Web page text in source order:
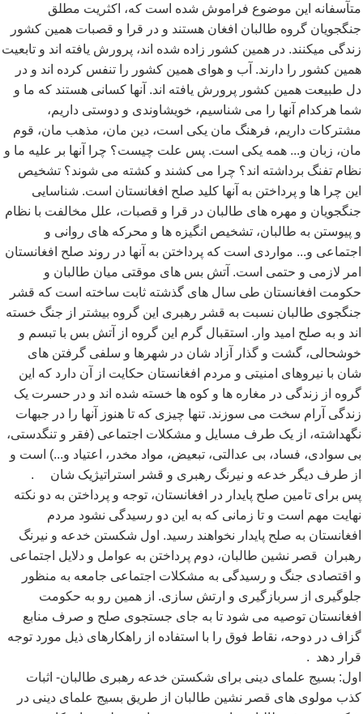
متآسفانه این موضوع فراموش شده است که، اکثریت مطلق
جنگجویان گروه طالبان افغان هستند و در قرا و قصبات همین کشور
زندگی میکنند. در همین کشور زاده شده اند، پرورش یافته اند و تابعیت
همین کشور را دارند. آب و هوای همین کشور را تنفس کرده اند و در
دل طبیعت همین کشور پرورش یافته اند. آنها کسانی هستند که ما و
شما هرکدام آنها را می شناسیم، خویشاوندی و دوستی داریم،
مشترکات داریم، فرهنگ مان یکی است، دین مان، مذهب مان، قوم
مان، زبان و... همه یکی است. پس علت چیست؟ چرا آنها بر علیه ما و
نظام تفنگ برداشته اند؟ چرا می کشند و کشته می شوند؟ تشخیص
این چرا ها و پرداختن به آنها کلید صلح افغانستان است. شناسایی
جنگجویان و مهره های طالبان در قرا و قصبات، علل مخالفت با نظام
و پیوستن به طالبان، تشخیص انگیزه ها و محرکه های روانی و
اجتماعی و... مواردی است که پرداختن به آنها در روند صلح افغانستان
امر لازمی و حتمی است. آتش بس های موقتی میان طالبان و
حکومت افغانستان طی سال های گذشته ثابت ساخته است که قشر
جنگجوی طالبان نسبت به قشر رهبری این گروه بیشتر از جنگ خسته
اند و به صلح امید وار. استقبال گرم این گروه از آتش بس با تبسم و
خوشحالی، گشت و گذار آزاد شان در شهرها و سلفی گرفتن های
شان با نیروهای امنیتی و مردم افغانستان حکایت از آن دارد که این
گروه از زندگی در مغاره ها و کوه ها خسته شده اند و در حسرت یک
زندگی آرام سخت می سوزند. تنها چیزی که تا هنوز آنها را در جبهات
نگهداشته، از یک طرف مسایل و مشکلات اجتماعی (فقر و تنگدستی،
بی سوادی، فساد، بی عدالتی، تبعیض، مواد مخدر، اعتیاد و...) است و
از طرف دیگر خدعه و نیرنگ رهبری و قشر استراتیژیک شان
.
پس برای تامین صلح پایدار در افغانستان، توجه و پرداختن به دو نکته
نهایت مهم است و تا زمانی که به این دو رسیدگی نشود مردم
افغانستان به صلح پایدار نخواهند رسید. اول شکستن خدعه و نیرنگ
رهبران قصر نشین طالبان، دوم پرداختن به عوامل و دلایل اجتماعی
و اقتصادی جنگ و رسیدگی به مشکلات اجتماعی جامعه به منظور
جلوگیری از سربازگیری و ارتش سازی. از همین رو به حکومت
افغانستان توصیه می شود تا به جای جستجوی صلح و صرف منابع
گزاف در دوحه، نقاط فوق را با استفاده از راهکارهای ذیل مورد توجه
قرار دهد .
اول: بسیج علمای دینی برای شکستن خدعه رهبری طالبان- اثبات
کذب مولوی های قصر نشین طالبان از طریق بسیج علمای دینی در